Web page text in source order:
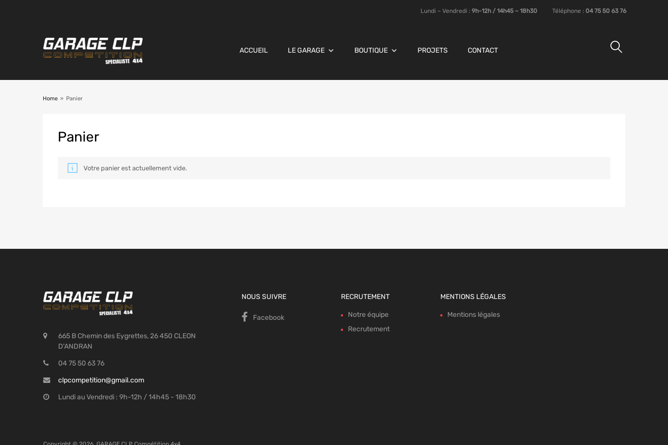
Lundi – Vendredi : 9h-12h / 14h45 – 18h30 Téléphone : 04 75 50 63 76
ACCUEIL LE GARAGE BOUTIQUE PROJETS CONTACT
Home » Panier
Panier
Votre panier est actuellement vide.
665 B Chemin des Eygrettes, 26 450 CLEON
D'ANDRAN
04 75 50 63 76
clpcompetition@gmail.com
Lundi au Vendredi : 9h-12h / 14h45 - 18h30
NOUS SUIVRE
Facebook
RECRUTEMENT
Notre équipe
Recrutement
MENTIONS LÉGALES
Mentions légales